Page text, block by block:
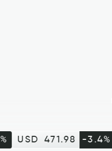
USD 471.98 -3.4%